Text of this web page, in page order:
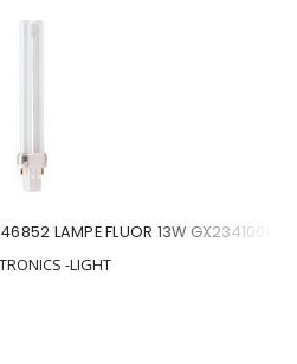
LAMPE FLUOR 13W GX234100K
-LIGHT